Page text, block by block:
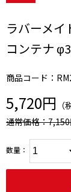
ラバーメイ
コンテナ
商品コード：
5,720円 （
通常価格：
数量：